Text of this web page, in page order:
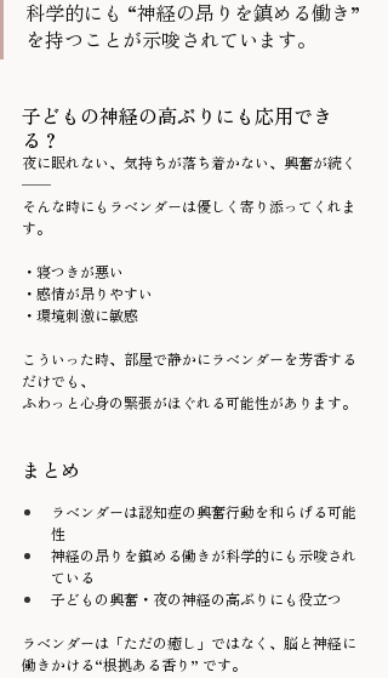
科学的にも “神経の昂りを鎮める働き”
を持つことが示唆されています。
子どもの神経の高ぶりにも応用でき
る？
夜に眠れない、気持ちが落ち着かない、興奮が続く
——
そんな時にもラベンダーは優しく寄り添ってくれま
す。
・寝つきが悪い
・感情が昂りやすい
・環境刺激に敏感
こういった時、部屋で静かにラベンダーを芳香する
だけでも、
ふわっと心身の緊張がほぐれる可能性があります。
まとめ
ラベンダーは認知症の興奮行動を和らげる可能
性
神経の昂りを鎮める働きが科学的にも示唆され
ている
子どもの興奮・夜の神経の高ぶりにも役立つ
ラベンダーは「ただの癒し」ではなく、脳と神経に
働きかける“根拠ある香り” です。